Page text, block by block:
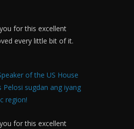
for this excellent
every little bit of it.
of the US House
sugdan ang iyang
region!
for this excellent